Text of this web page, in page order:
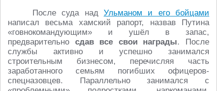
После суда над Ульманом и его бойцами
написал весьма хамский рапорт, назвав Путина
«говнокомандующим» и ушёл в запас,
предварительно сдав все свои награды. После
службы активно и успешно занимался
строительным бизнесом, перечисляя часть
заработанного семьям погибших офицеров-
спецназовцев. Параллельно занимался с